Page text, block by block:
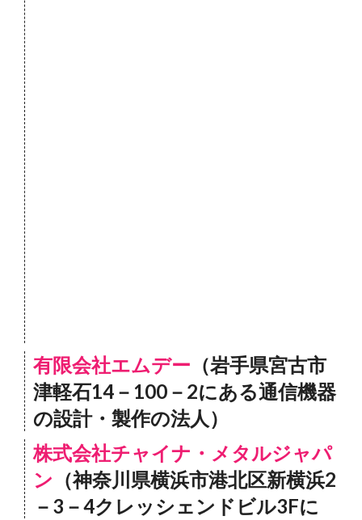
有限会社エムデー （岩手県宮古市
津軽石14－100－2にある通信機器
の設計・製作の法人）
株式会社チャイナ・メタルジャパ
ン （神奈川県横浜市港北区新横浜2
－3－4クレッシェンドビル3Fに